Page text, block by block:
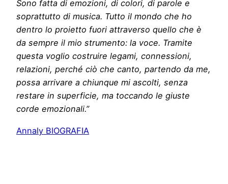
Sono fatta di emozioni, di colori, di parole e
soprattutto di musica. Tutto il mondo che ho
dentro lo proietto fuori attraverso quello che è
da sempre il mio strumento: la voce. Tramite
questa voglio costruire legami, connessioni,
relazioni, perché ciò che canto, partendo da me,
possa arrivare a chiunque mi ascolti, senza
restare in superficie, ma toccando le giuste
corde emozionali.”
Annaly BIOGRAFIA